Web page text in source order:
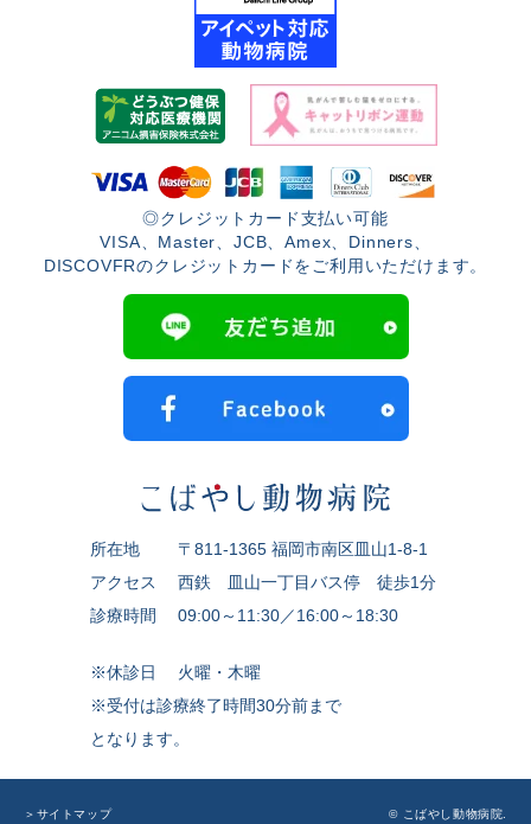
◎クレジットカード支払い可能
VISA、Master、JCB、Amex、Dinners、
DISCOVFRのクレジットカードをご利用いただけます。
所在地
〒811-1365 福岡市南区皿山1-8-1
アクセス
西鉄 皿山一丁目バス停 徒歩1分
診療時間
09:00～11:30／16:00～18:30
※休診日
火曜・木曜
※受付は診療終了時間30分前まで
となります。
＞サイトマップ © こばやし動物病院.